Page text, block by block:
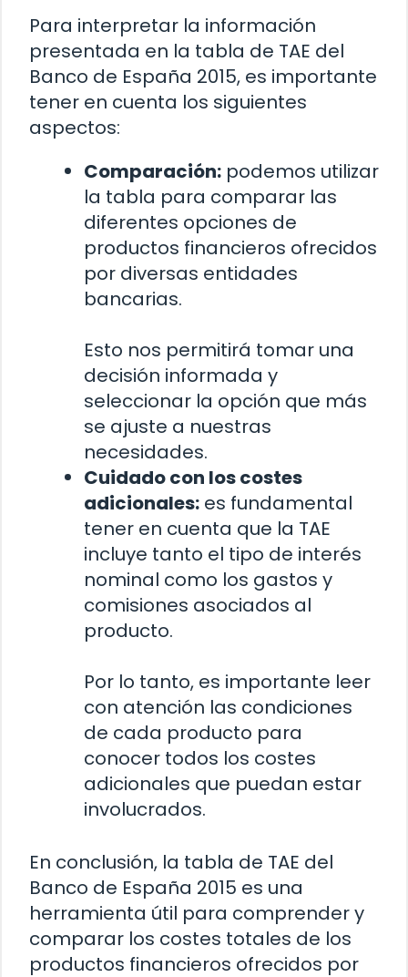
Para interpretar la información
presentada en la tabla de TAE del
Banco de España 2015, es importante
tener en cuenta los siguientes
aspectos:
Comparación: podemos utilizar
la tabla para comparar las
diferentes opciones de
productos financieros ofrecidos
por diversas entidades
bancarias.
Esto nos permitirá tomar una
decisión informada y
seleccionar la opción que más
se ajuste a nuestras
necesidades.
Cuidado con los costes
adicionales: es fundamental
tener en cuenta que la TAE
incluye tanto el tipo de interés
nominal como los gastos y
comisiones asociados al
producto.
Por lo tanto, es importante leer
con atención las condiciones
de cada producto para
conocer todos los costes
adicionales que puedan estar
involucrados.
En conclusión, la tabla de TAE del
Banco de España 2015 es una
herramienta útil para comprender y
comparar los costes totales de los
productos financieros ofrecidos por